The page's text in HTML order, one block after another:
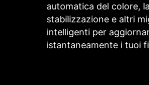
automatica del colore, la
stabilizzazione e altri
intelligenti per
istantaneamente i tuoi